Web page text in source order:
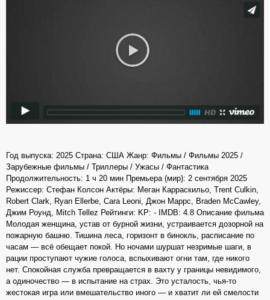
Год выпуска: 2025 Страна: США Жанр: Фильмы / Фильмы 2025 /
Зарубежные фильмы / Триллеры / Ужасы / Фантастика
Продолжительность: 1 ч 20 мин Премьера (мир): 2 сентября 2025
Режиссер: Стефан Колсон Актёры: Меган Карраскильо, Trent Culkin,
Robert Clark, Ryan Ellerbe, Cara Leoni, Джон Маррс, Braden McCawley,
Джим Роунд, Mitch Tellez Рейтинги: KP: - IMDB: 4.8 Описание фильма
Молодая женщина, устав от бурной жизни, устраивается дозорной на
пожарную башню. Тишина леса, горизонт в бинокль, расписание по
часам — всё обещает покой. Но ночами шуршат незримые шаги, в
рации проступают чужие голоса, вспыхивают огни там, где никого
нет. Спокойная служба превращается в вахту у границы невидимого,
а одиночество — в испытание на страх. Это усталость, чья-то
жестокая игра или вмешательство иного — и хватит ли ей смелости